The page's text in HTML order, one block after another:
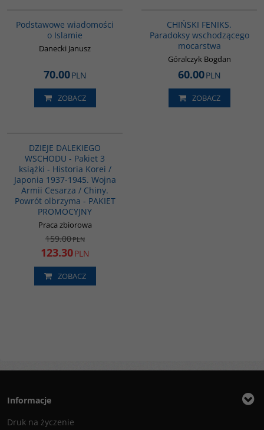
Podstawowe wiadomości
o Islamie
Danecki Janusz
70.00PLN
ZOBACZ
CHIŃSKI FENIKS.
Paradoksy wschodzącego
mocarstwa
Góralczyk Bogdan
60.00PLN
ZOBACZ
DZIEJE DALEKIEGO
WSCHODU - Pakiet 3
książki - Historia Korei /
Japonia 1937-1945. Wojna
Armii Cesarza / Chiny.
Powrót olbrzyma - PAKIET
PROMOCYJNY
Praca zbiorowa
159.00PLN
123.30PLN
ZOBACZ
Informacje
Druk na życzenie